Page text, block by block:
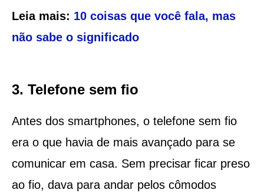
Leia mais: 10 coisas que você fala, mas
não sabe o significado
3. Telefone sem fio
Antes dos smartphones, o telefone sem fio
era o que havia de mais avançado para se
comunicar em casa. Sem precisar ficar preso
ao fio, dava para andar pelos cômodos